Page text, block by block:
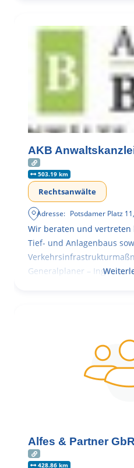
AKB
503.19 km
Rechtsanwälte
Adresse: Potsdamer Platz 11,
Wir beraten und vertreten
Tief- und Anlagenbaus
Generalplaner –
Alfes & Partner GbR
428.86 km